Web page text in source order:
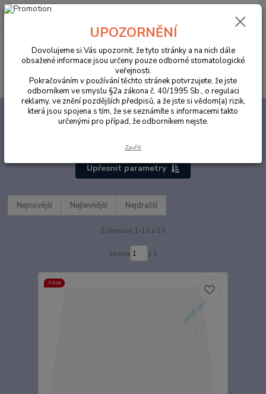
Menu
Hledat
0,00 Kč
ORDINACE Zdravotnický materiál Roušky pro pacienty
Upřesnit parametry
Nejnovější Nejlevnější Nejdražší
Zobrazuji 1-13 z 13
strana z 1
Akce
UPOZORNĚNÍ
Dovolujeme si Vás upozornit, že tyto stránky a na nich dále
obsažené informace jsou určeny pouze odborné stomatologické
veřejnosti.
Pokračováním v používání těchto stránek potvrzujete, že jste
odborníkem ve smyslu §2a zákona č. 40/1995 Sb., o regulaci
reklamy, ve znění pozdějších předpisů, a že jste si vědom(a) rizik,
která jsou spojena s tím, že se seznámíte s informacemi takto
určenými pro případ, že odborníkem nejste.
Zavřít